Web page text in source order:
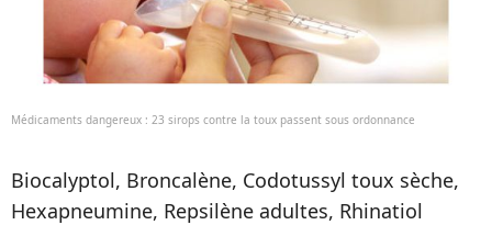
Médicaments dangereux : 23 sirops contre la toux passent sous ordonnance
Biocalyptol, Broncalène, Codotussyl toux sèche,
Hexapneumine, Repsilène adultes, Rhinatiol